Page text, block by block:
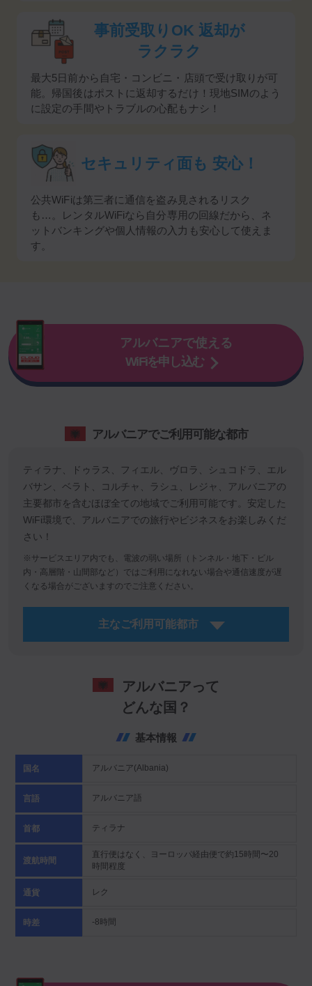
事前受取りOK 返却が
ラクラク
最大5日前から自宅・コンビニ・店頭で受け取りが可
能。帰国後はポストに返却するだけ！現地SIMのよう
に設定の手間やトラブルの心配もナシ！
セキュリティ面も 安心！
公共WiFiは第三者に通信を盗み見されるリスク
も…。レンタルWiFiなら自分専用の回線だから、ネ
ットバンキングや個人情報の入力も安心して使えま
す。
アルバニアで使える
WiFiを申し込む
アルバニアでご利用可能な都市
ティラナ、ドゥラス、フィエル、ヴロラ、シュコドラ、エル
バサン、ベラト、コルチャ、ラシュ、レジャ、アルバニアの
主要都市を含むほぼ全ての地域でご利用可能です。安定した
WiFi環境で、アルバニアでの旅行やビジネスをお楽しみくだ
さい！
※サービスエリア内でも、電波の弱い場所（トンネル・地下・ビル
内・高層階・山間部など）ではご利用になれない場合や通信速度が遅
くなる場合がございますのでご注意ください。
主なご利用可能都市
アルバニアって
どんな国？
基本情報
国名 アルバニア(Albania)
言語 アルバニア語
首都 ティラナ
渡航時間
直行便はなく、ヨーロッパ経由便で約15時間〜20
時間程度
通貨 レク
時差 -8時間